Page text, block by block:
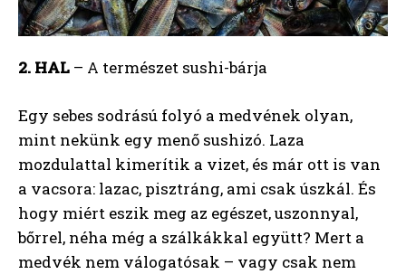
2. HAL – A természet sushi-bárja
Egy sebes sodrású folyó a medvének olyan,
mint nekünk egy menő sushizó. Laza
mozdulattal kimerítik a vizet, és már ott is van
a vacsora: lazac, pisztráng, ami csak úszkál. És
hogy miért eszik meg az egészet, uszonnyal,
bőrrel, néha még a szálkákkal együtt? Mert a
medvék nem válogatósak – vagy csak nem